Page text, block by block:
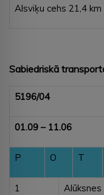
Alsviķu cehs 21,4 km
Sabiedriskā
5196/04
01.09 – 11.06
P O T
1 Alūksnes